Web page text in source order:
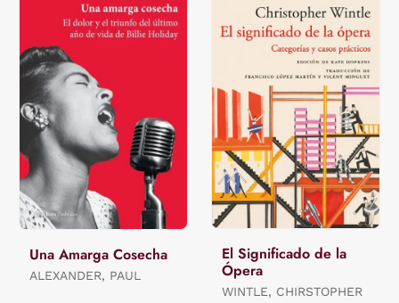
Una Amarga Cosecha
ALEXANDER, PAUL
El Significado de la
Ópera
WINTLE, CHIRSTOPHER